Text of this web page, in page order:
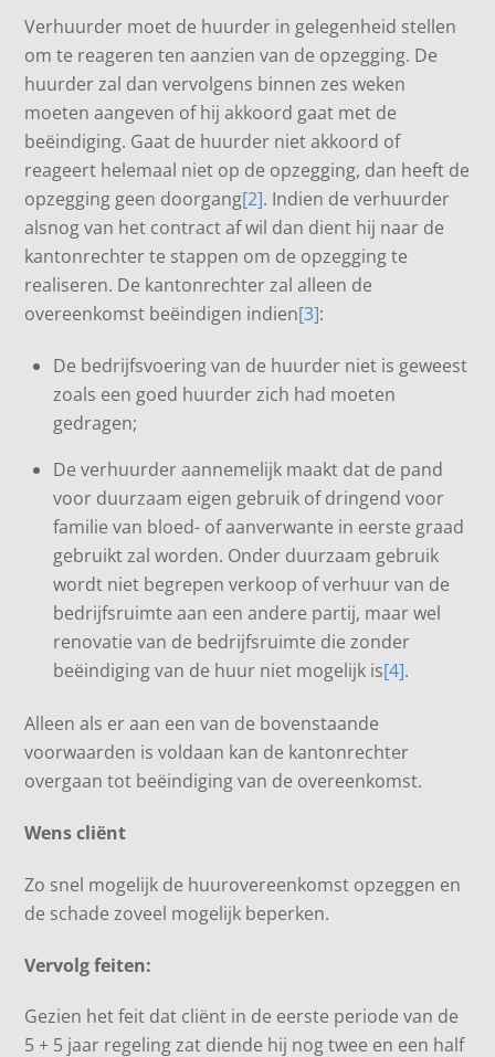
Verhuurder moet de huurder in gelegenheid stellen
om te reageren ten aanzien van de opzegging. De
huurder zal dan vervolgens binnen zes weken
moeten aangeven of hij akkoord gaat met de
beëindiging. Gaat de huurder niet akkoord of
reageert helemaal niet op de opzegging, dan heeft de
opzegging geen doorgang[2]. Indien de verhuurder
alsnog van het contract af wil dan dient hij naar de
kantonrechter te stappen om de opzegging te
realiseren. De kantonrechter zal alleen de
overeenkomst beëindigen indien[3]:
De bedrijfsvoering van de huurder niet is geweest
zoals een goed huurder zich had moeten
gedragen;
De verhuurder aannemelijk maakt dat de pand
voor duurzaam eigen gebruik of dringend voor
familie van bloed- of aanverwante in eerste graad
gebruikt zal worden. Onder duurzaam gebruik
wordt niet begrepen verkoop of verhuur van de
bedrijfsruimte aan een andere partij, maar wel
renovatie van de bedrijfsruimte die zonder
beëindiging van de huur niet mogelijk is[4].
Alleen als er aan een van de bovenstaande
voorwaarden is voldaan kan de kantonrechter
overgaan tot beëindiging van de overeenkomst.
Wens cliënt
Zo snel mogelijk de huurovereenkomst opzeggen en
de schade zoveel mogelijk beperken.
Vervolg feiten:
Gezien het feit dat cliënt in de eerste periode van de
5 + 5 jaar regeling zat diende hij nog twee en een half